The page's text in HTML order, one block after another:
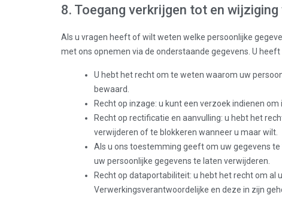
8. Toegang verkrijgen tot en wijziging
Als u vragen heeft of wilt weten welke persoonlijke
met ons opnemen via de onderstaande gegevens. U
U hebt het recht om te weten waarom uw
bewaard.
Recht op inzage: u kunt een verzoek indienen
Recht op rectificatie en aanvulling: u hebt het
verwijderen of te blokkeren wanneer u maar wilt.
Als u ons toestemming geeft om uw gegevens
uw persoonlijke gegevens te laten verwijderen.
Recht op dataportabiliteit: u hebt het recht om al
Verwerkingsverantwoordelijke en deze in zijn